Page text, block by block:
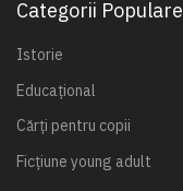
Categorii Populare
Istorie
Educațional
Cărți pentru copii
Ficțiune young adult